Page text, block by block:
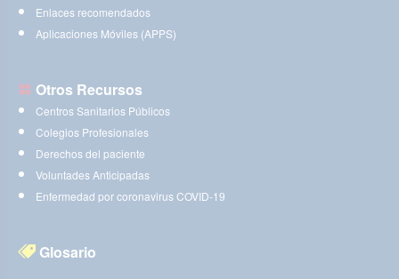
Enlaces recomendados
Aplicaciones Móviles (APPS)
Otros Recursos
Centros Sanitarios Públicos
Colegios Profesionales
Derechos del paciente
Voluntades Anticipadas
Enfermedad por coronavirus COVID-19
Glosario